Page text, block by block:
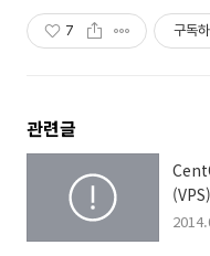
7 구독하
관련글